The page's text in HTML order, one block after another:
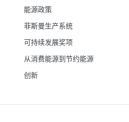
能源政策
菲斯曼生产系统
可持续发展奖项
从消费能源到节约能源
创新